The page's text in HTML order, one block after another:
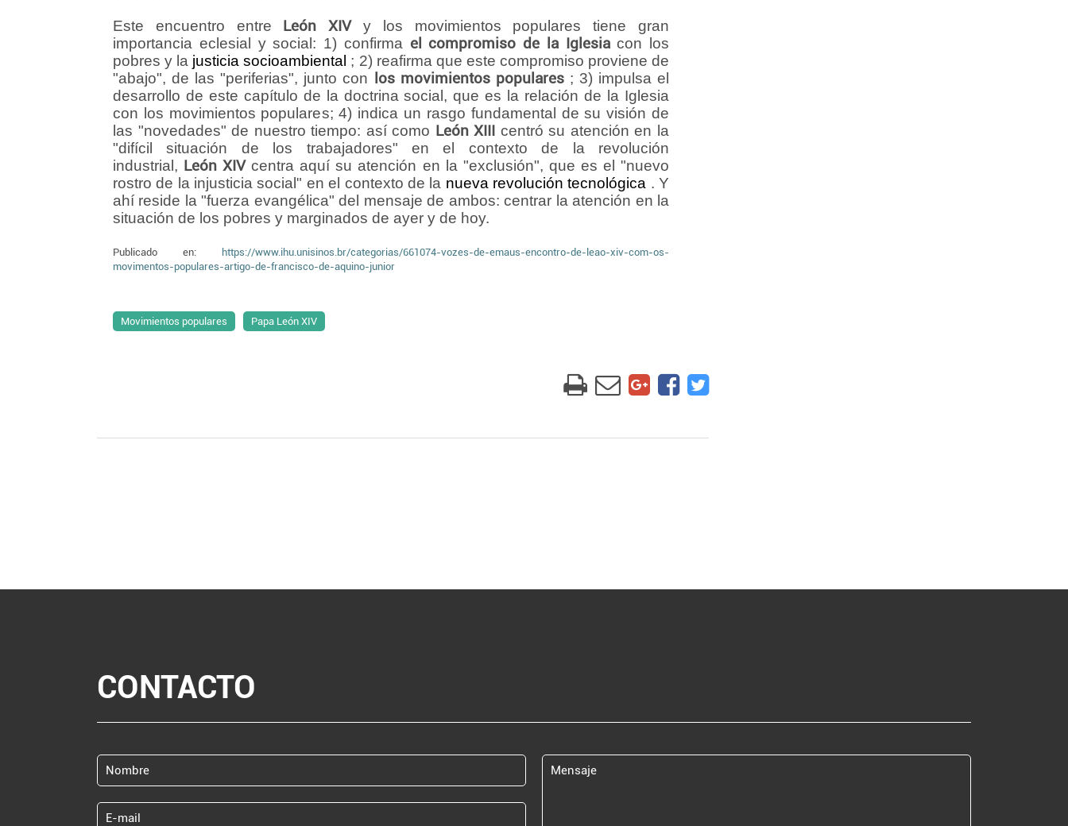
Este encuentro entre León XIVy los movimientos populares tiene gran
importancia eclesial y social: 1) confirma el compromiso de la Iglesiacon los
pobres y la justicia socioambiental ; 2) reafirma que este compromiso proviene de
"abajo", de las "periferias", junto con
los movimientos populares; 3) impulsa el
desarrollo de este capítulo de la doctrina social, que es la relación de la Iglesia
con los movimientos populares; 4) indica un rasgo fundamental de su visión de
las "novedades" de nuestro tiempo: así como León XIII centró su atención en la
"difícil situación de los trabajadores" en el contexto de la revolución
industrial, León XIVcentra aquí su atención en la "exclusión", que es el "nuevo
rostro de la injusticia social" en el contexto de la nueva revolución tecnológica . Y
ahí reside la "fuerza evangélica" del mensaje de ambos: centrar la atención en la
situación de los pobres y marginados de ayer y de hoy.
Publicado en:
https://www.ihu.unisinos.br/categorias/661074-vozes-de-emaus-encontro-de-leao-xiv-com-os-
movimentos-populares-artigo-de-francisco-de-aquino-junior
Movimientos populares Papa León XIV
CONTACTO